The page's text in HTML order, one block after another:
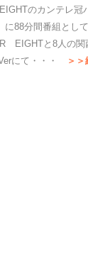
のカンテレ冠
に88分間番組とし
EIGHTと8人の
にて・・・
＞